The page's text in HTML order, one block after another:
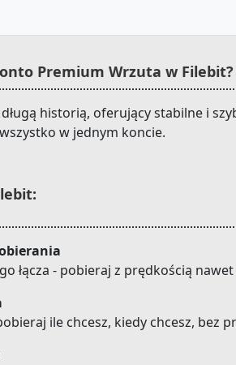
Premium Wrzuta w Filebit?
historią, oferujący stabilne i
w jednym koncie.
łącza - pobieraj z prędkością
ile chcesz, kiedy chcesz, bez